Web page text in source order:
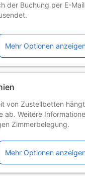
der Buchung per E-
mit dem
in einen gültigen
bereit.
nach 18:00 Uhr
Hågadalens Hostel &
dass die Zahlung
werden kann.
abweichende
Bei Buchungen von
Mehr Optionen
von Zustellbetten
ab. Weitere
Zimmerbelegung.
gelten und
Gäste: 10 year(s)
Mehr Optionen